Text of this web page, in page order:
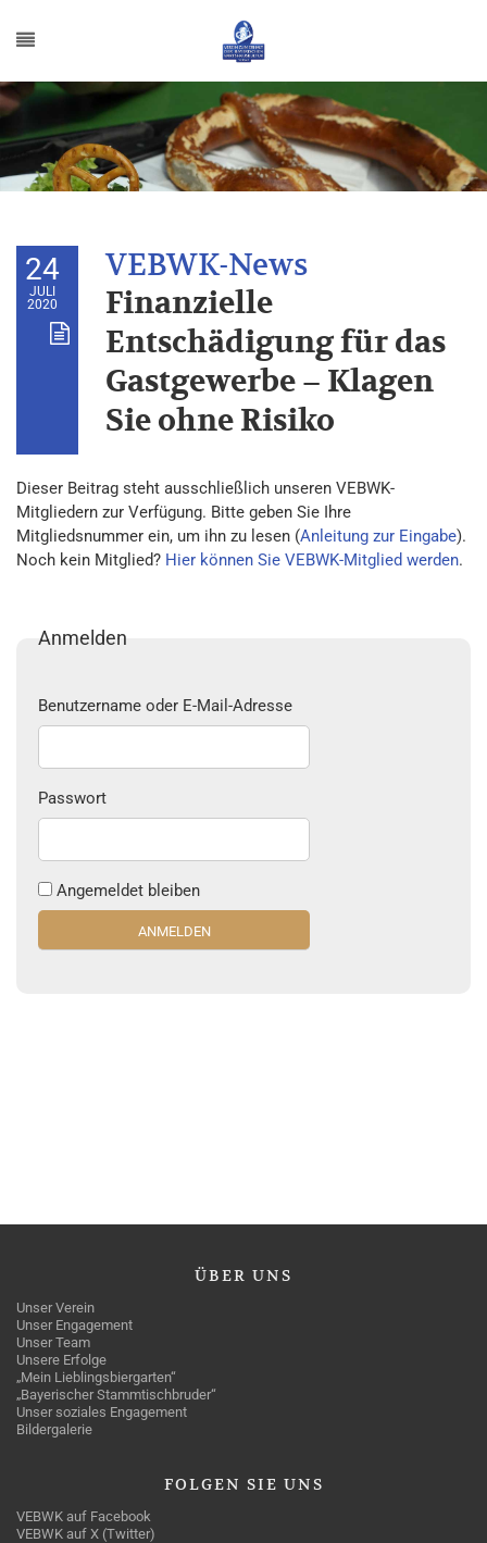
24
JULI
2020
Finanzielle
Entschädigung für das
Gastgewerbe – Klagen
Sie ohne Risiko
Dieser Beitrag steht ausschließlich unseren VEBWK-
Mitgliedern zur Verfügung. Bitte geben Sie Ihre
Mitgliedsnummer ein, um ihn zu lesen (Anleitung zur Eingabe).
Noch kein Mitglied? Hier können Sie VEBWK-Mitglied werden.
Anmelden
Benutzername oder E-Mail-Adresse
Passwort
Angemeldet bleiben
ÜBER UNS
Unser Verein
Unser Engagement
Unser Team
Unsere Erfolge
„Mein Lieblingsbiergarten“
„Bayerischer Stammtischbruder“
Unser soziales Engagement
Bildergalerie
FOLGEN SIE UNS
VEBWK auf Facebook
VEBWK auf X (Twitter)